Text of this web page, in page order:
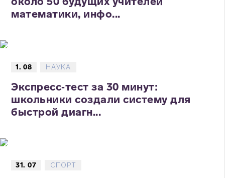
математики, инфо...
1. 08 НАУКА
Экспресс‑тест за 30 минут:
школьники создали систему для
быстрой диагн...
31. 07 СПОРТ